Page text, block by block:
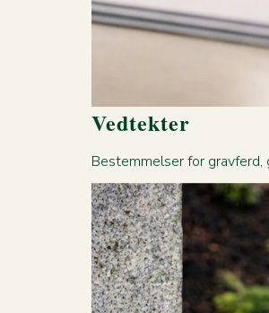
Vedtekter
Bestemmelser for gravferd,